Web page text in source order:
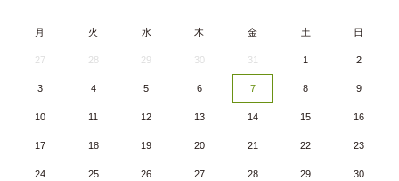
月 火 水 木 金 土 日
27 28 29 30 31 1 2
3 4 5 6 7 8 9
10 11 12 13 14 15 16
17 18 19 20 21 22 23
24 25 26 27 28 29 30